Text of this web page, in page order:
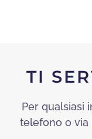
TI
Per qualsiasi
telefono o via